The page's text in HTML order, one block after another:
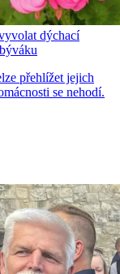
dýchací
přehlížet jejich
se nehodí.